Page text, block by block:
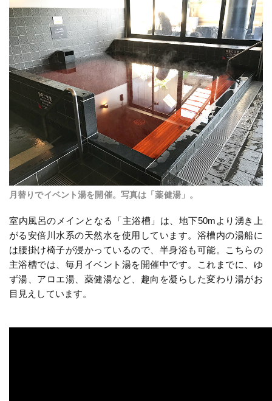
月替りでイベント湯を開催。写真は「薬健湯」。
室内風呂のメインとなる「主浴槽」は、地下50mより湧き上
がる安倍川水系の天然水を使用しています。浴槽内の湯船に
は腰掛け椅子が浸かっているので、半身浴も可能。こちらの
主浴槽では、毎月イベント湯を開催中です。これまでに、ゆ
ず湯、アロエ湯、薬健湯など、趣向を凝らした変わり湯がお
目見えしています。